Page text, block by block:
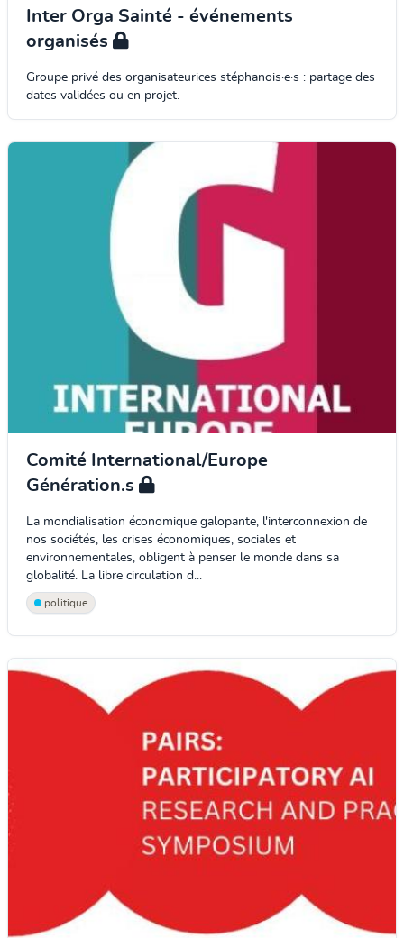
Inter Orga Sainté - événements
organisés
Groupe privé des organisateurices stéphanois·e·s : partage des
dates validées ou en projet.
Comité International/Europe
Génération.s
La mondialisation économique galopante, l'interconnexion de
nos sociétés, les crises économiques, sociales et
environnementales, obligent à penser le monde dans sa
globalité. La libre circulation d...
politique